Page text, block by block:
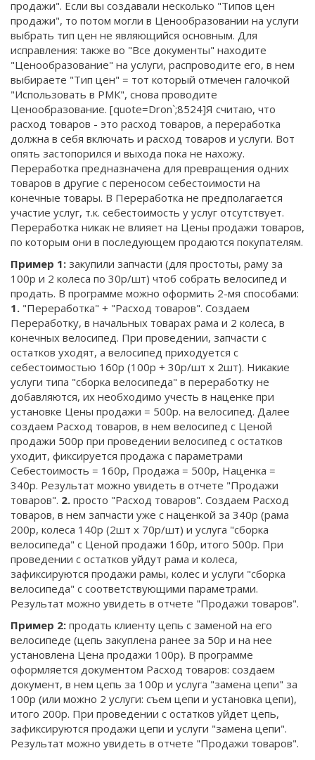
продажи". Если вы создавали несколько "Типов цен
продажи", то потом могли в Ценообразовании на услуги
выбрать тип цен не являющийся основным. Для
исправления: также во "Все документы" находите
"Ценообразование" на услуги, распроводите его, в нем
выбираете "Тип цен" = тот который отмечен галочкой
"Использовать в РМК", снова проводите
Ценообразование. [quote=Dron`;8524]Я считаю, что
расход товаров - это расход товаров, а переработка
должна в себя включать и расход товаров и услуги. Вот
опять застопорился и выхода пока не нахожу.
Переработка предназначена для превращения одних
товаров в другие с переносом себестоимости на
конечные товары. В Переработка не предполагается
участие услуг, т.к. себестоимость у услуг отсутствует.
Переработка никак не влияет на Цены продажи товаров,
по которым они в последующем продаются покупателям.
Пример 1: закупили запчасти (для простоты, раму за
100р и 2 колеса по 30р/шт) чтоб собрать велосипед и
продать. В программе можно оформить 2-мя способами:
1. "Переработка" + "Расход товаров". Создаем
Переработку, в начальных товарах рама и 2 колеса, в
конечных велосипед. При проведении, запчасти с
остатков уходят, а велосипед приходуется с
себестоимостью 160р (100р + 30р/шт х 2шт). Никакие
услуги типа "сборка велосипеда" в переработку не
добавляются, их необходимо учесть в наценке при
установке Цены продажи = 500р. на велосипед. Далее
создаем Расход товаров, в нем велосипед с Ценой
продажи 500р при проведении велосипед с остатков
уходит, фиксируется продажа с параметрами
Себестоимость = 160р, Продажа = 500р, Наценка =
340р. Результат можно увидеть в отчете "Продажи
товаров". 2. просто "Расход товаров". Создаем Расход
товаров, в нем запчасти уже с наценкой за 340р (рама
200р, колеса 140р (2шт х 70р/шт) и услуга "сборка
велосипеда" с Ценой продажи 160р, итого 500р. При
проведении с остатков уйдут рама и колеса,
зафиксируются продажи рамы, колес и услуги "сборка
велосипеда" с соответствующими параметрами.
Результат можно увидеть в отчете "Продажи товаров".
Пример 2: продать клиенту цепь с заменой на его
велосипеде (цепь закуплена ранее за 50р и на нее
установлена Цена продажи 100р). В программе
оформляется документом Расход товаров: создаем
документ, в нем цепь за 100р и услуга "замена цепи" за
100р (или можно 2 услуги: съем цепи и установка цепи),
итого 200р. При проведении с остатков уйдет цепь,
зафиксируются продажи цепи и услуги "замена цепи".
Результат можно увидеть в отчете "Продажи товаров".